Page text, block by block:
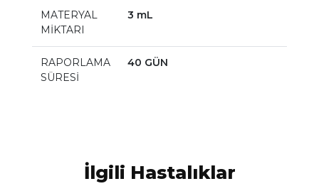
MATERYAL
MİKTARI
3 mL
RAPORLAMA
SÜRESİ
40 GÜN
İlgili Hastalıklar